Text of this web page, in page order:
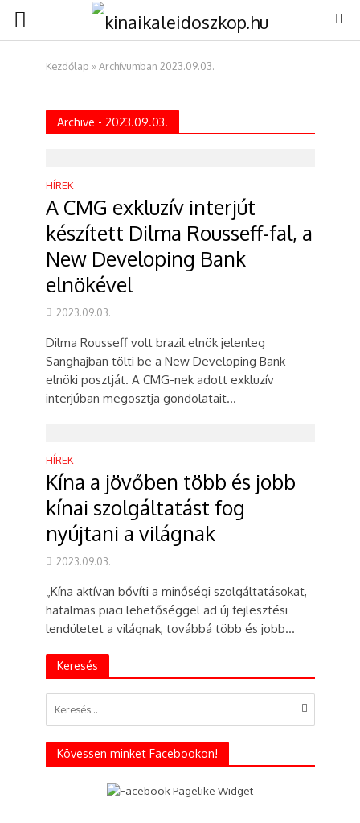
Kezdőlap »Archívumban 2023.09.03.
Archive - 2023.09.03.
HÍREK
A CMG exkluzív interjút
készített Dilma Rousseff-fal, a
New Developing Bank
elnökével
2023.09.03.
Dilma Rousseff volt brazil elnök jelenleg
Sanghajban tölti be a New Developing Bank
elnöki posztját. A CMG-nek adott exkluzív
interjúban megosztja gondolatait...
HÍREK
Kína a jövőben több és jobb
kínai szolgáltatást fog
nyújtani a világnak
2023.09.03.
„Kína aktívan bővíti a minőségi szolgáltatásokat,
hatalmas piaci lehetőséggel ad új fejlesztési
lendületet a világnak, továbbá több és jobb...
Keresés
Kövessen minket Facebookon!